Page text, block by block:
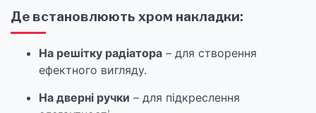
Де встановлюють хром накладки:
На решітку радіатора – для створення
ефектного вигляду.
На дверні ручки – для підкреслення